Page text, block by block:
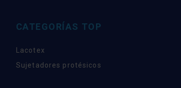
CATEGORÍAS TOP
Lacotex
Sujetadores protésicos